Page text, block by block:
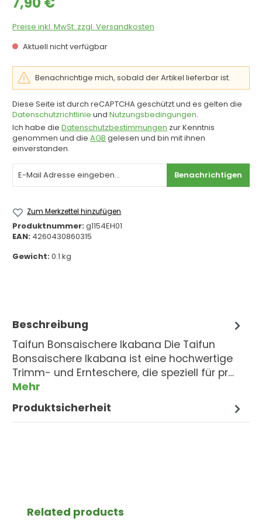
Preise inkl. MwSt. zzgl. Versandkosten
Aktuell nicht verfügbar
Benachrichtige mich, sobald der Artikel lieferbar ist.
Diese Seite ist durch reCAPTCHA geschützt und es gelten die
Datenschutzrichtlinie und Nutzungsbedingungen.
Ich habe die Datenschutzbestimmungen zur Kenntnis
genommen und die AGB gelesen und bin mit ihnen
einverstanden.
Benachrichtigen
Zum Merkzettel hinzufügen
Produktnummer:g1154EH01
EAN: 4260430860315
Gewicht:0.1 kg
Beschreibung
Taifun Bonsaischere Ikabana Die Taifun
Bonsaischere Ikabana ist eine hochwertige
Trimm- und Ernteschere, die speziell für pr…
Mehr
Produktsicherheit
Produktgalerie überspringen
Related products